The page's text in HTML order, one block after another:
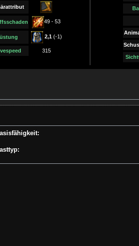
49 - 53
2,1(-1)
315